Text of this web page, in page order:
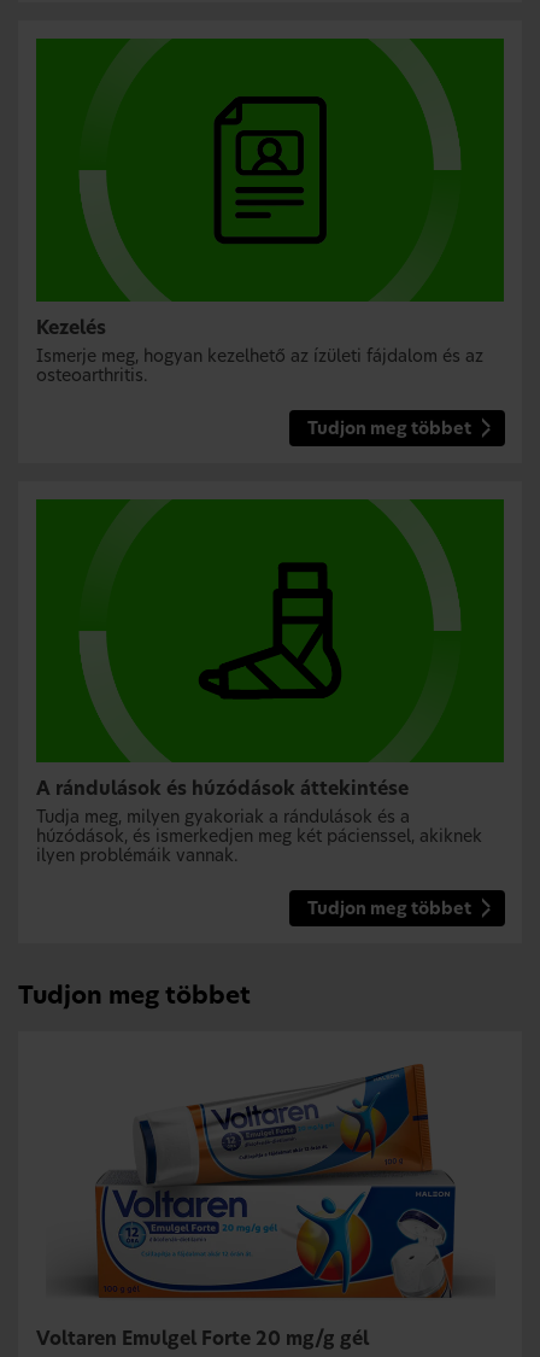
Kezelés
Ismerje meg, hogyan kezelhető az ízületi fájdalom és az
osteoarthritis.
Tudjon meg többet
A rándulások és húzódások áttekintése
Tudja meg, milyen gyakoriak a rándulások és a
húzódások, és ismerkedjen meg két pácienssel, akiknek
ilyen problémáik vannak.
Tudjon meg többet
Tudjon meg többet
Voltaren Emulgel Forte 20 mg/g gél